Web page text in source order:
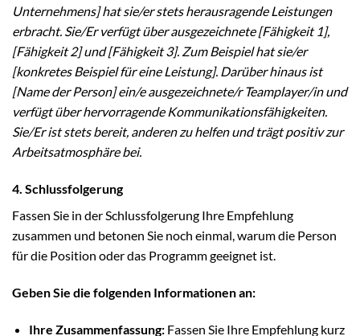
Unternehmens] hat sie/er stets herausragende Leistungen
erbracht. Sie/Er verfügt über ausgezeichnete [Fähigkeit 1],
[Fähigkeit 2] und [Fähigkeit 3]. Zum Beispiel hat sie/er
[konkretes Beispiel für eine Leistung]. Darüber hinaus ist
[Name der Person] ein/e ausgezeichnete/r Teamplayer/in und
verfügt über hervorragende Kommunikationsfähigkeiten.
Sie/Er ist stets bereit, anderen zu helfen und trägt positiv zur
Arbeitsatmosphäre bei.
4. Schlussfolgerung
Fassen Sie in der Schlussfolgerung Ihre Empfehlung
zusammen und betonen Sie noch einmal, warum die Person
für die Position oder das Programm geeignet ist.
Geben Sie die folgenden Informationen an:
Ihre Zusammenfassung:Fassen Sie Ihre Empfehlung kurz